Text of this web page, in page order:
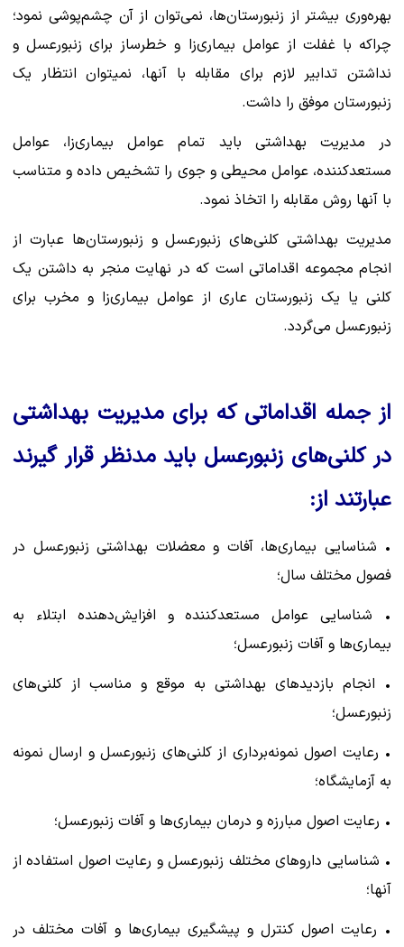
بهره‌وری بیشتر از زنبورستان‌ها، نمی‌توان از آن چشم‌پوشی نمود؛
چراکه با غفلت از عوامل بیماری‌زا و خطرساز برای زنبورعسل و
نداشتن تدابیر لازم برای مقابله با آنها، نمی‎توان انتظار یک
زنبورستان موفق را داشت.
در مدیریت بهداشتی باید تمام عوامل بیماری‌زا، عوامل
مستعدکننده، عوامل محیطی و جوی را تشخیص داده و متناسب
با آنها روش مقابله را اتخاذ نمود.
مدیریت بهداشتی کلنی‌های زنبورعسل و زنبورستان‌ها عبارت از
انجام مجموعه اقداماتی است که در نهایت منجر به داشتن یک
کلنی یا یک زنبورستان عاری از عوامل بیماری‌زا و مخرب برای
زنبورعسل می‌گردد.
از جمله اقداماتی که برای مدیریت بهداشتی
در کلنی‌های زنبورعسل باید مدنظر قرار گیرند
عبارتند از:
• شناسایی بیماری‌ها، آفات و معضلات بهداشتی زنبورعسل در
فصول مختلف سال؛
• شناسایی عوامل مستعدکننده و افزایش‌دهنده ابتلاء به
بیماری‌ها و آفات زنبورعسل؛
• انجام بازدیدهای بهداشتی به موقع و مناسب از کلنی‌های
زنبورعسل؛
• رعایت اصول نمونه‌برداری از کلنی‌های زنبورعسل و ارسال نمونه
به آزمایشگاه؛
• رعایت اصول مبارزه و درمان بیماری‌ها و آفات زنبورعسل؛
• شناسایی داروهای مختلف زنبورعسل و رعایت اصول استفاده از
آنها؛
• رعایت اصول کنترل و پیشگیری بیماری‌ها و آفات مختلف در